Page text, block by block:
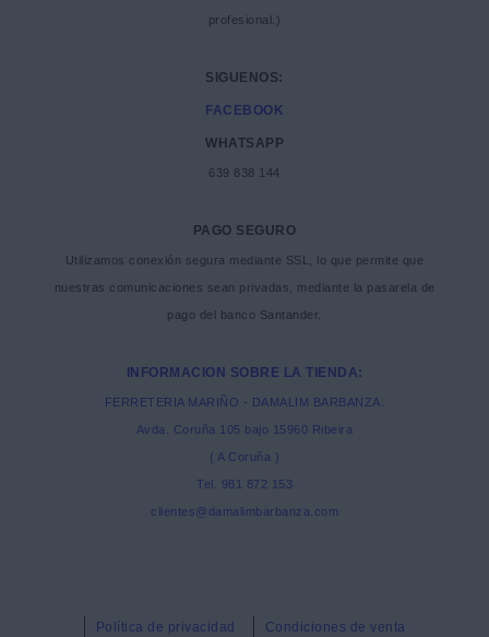
profesional.)
SIGUENOS:
FACEBOOK
WHATSAPP
639 838 144
PAGO SEGURO
Utilizamos conexión segura mediante SSL, lo que permite que
nuestras comunicaciones sean privadas, mediante la pasarela de
pago del banco Santander.
INFORMACION SOBRE LA TIENDA:
FERRETERIA MARIÑO - DAMALIM BARBANZA.
Avda. Coruña 105 bajo 15960 Ribeira
( A Coruña )
Tel. 981 872 153
clientes@damalimbarbanza.com
Política de privacidad Condiciones de venta